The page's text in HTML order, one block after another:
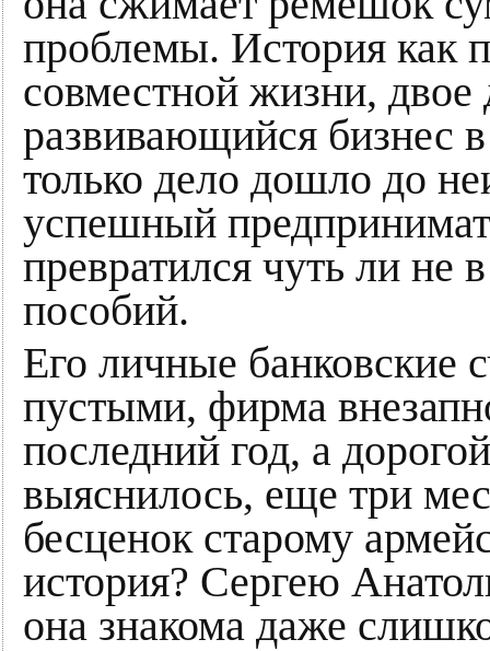
проблемы. История как
совместной жизни,
развивающийся бизнес
только дело дошло до
успешный
превратился чуть ли не
пособий.
Его личные банковские
пустыми, фирма
последний год, а
выяснилось, еще три
бесценок старому
история? Сергею
она знакома даже